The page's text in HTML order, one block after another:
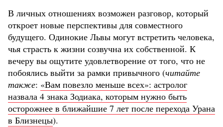
В личных отношениях возможен разговор, который
откроет новые перспективы для совместного
будущего. Одинокие Львы могут встретить человека,
чья страсть к жизни созвучна их собственной. К
вечеру вы ощутите удовлетворение от того, что не
побоялись выйти за рамки привычного (читайте
также: «Вам повезло меньше всех»: астролог
назвала 4 знака Зодиака, которым нужно быть
осторожнее в ближайшие 7 лет после перехода Урана
в Близнецы).